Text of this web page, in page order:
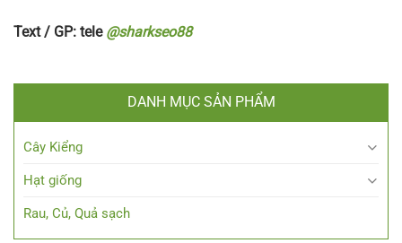
Text / GP: tele @sharkseo88
DANH MỤC SẢN PHẨM
Cây Kiểng
Hạt giống
Rau, Củ, Quả sạch